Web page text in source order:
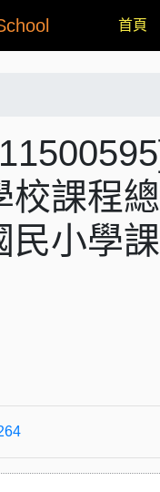
首頁
課程
⺠⼩學